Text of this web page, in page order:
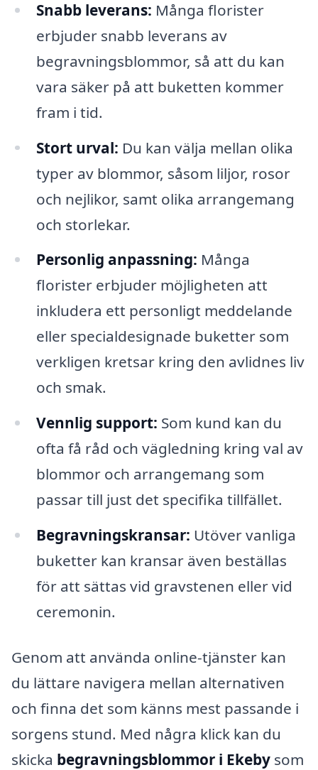
Snabb leverans: Många florister
erbjuder snabb leverans av
begravningsblommor, så att du kan
vara säker på att buketten kommer
fram i tid.
Stort urval: Du kan välja mellan olika
typer av blommor, såsom liljor, rosor
och nejlikor, samt olika arrangemang
och storlekar.
Personlig anpassning: Många
florister erbjuder möjligheten att
inkludera ett personligt meddelande
eller specialdesignade buketter som
verkligen kretsar kring den avlidnes liv
och smak.
Vennlig support: Som kund kan du
ofta få råd och vägledning kring val av
blommor och arrangemang som
passar till just det specifika tillfället.
Begravningskransar: Utöver vanliga
buketter kan kransar även beställas
för att sättas vid gravstenen eller vid
ceremonin.
Genom att använda online-tjänster kan
du lättare navigera mellan alternativen
och finna det som känns mest passande i
sorgens stund. Med några klick kan du
skicka begravningsblommor i Ekeby som